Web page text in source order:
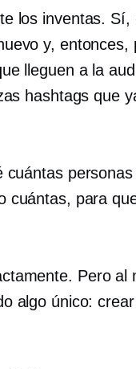
los inventas. Sí,
y, entonces,
lleguen a la
hashtags que
cuántas
cuántas, para
Pero al
algo único: